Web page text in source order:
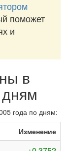
поможет
и
в
дням
года по дням:
Изменение